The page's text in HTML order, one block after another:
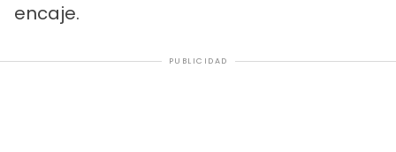
encaje.
PUBLICIDAD